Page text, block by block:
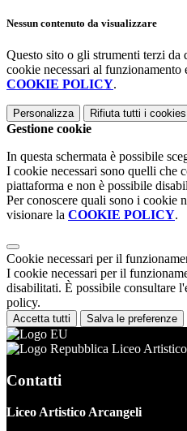
Nessun contenuto da visualizzare
Questo sito o gli strumenti terzi
cookie necessari al
COOKIE POLICY.
Personalizza Rifiuta tutti i cookies
Gestione cookie
In questa schermata è possibile
I cookie necessari sono quelli che
piattaforma e non è possibile
Per conoscere quali sono i cookie
visionare la COOKIE POLICY.
Cookie necessari per il
I cookie necessari per il
disabilitati. È possibile consultare
policy.
Accetta tutti Salva le preferenze
Liceo
Contatti
Liceo Artistico Arcangeli